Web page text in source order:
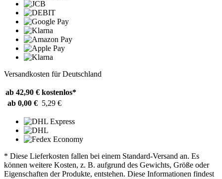
Versandkosten für Deutschland
ab 42,90 € kostenlos*
ab 0,00 € 5,29 €
* Diese Lieferkosten fallen bei einem Standard-Versand an. Es
können weitere Kosten, z. B. aufgrund des Gewichts, Größe oder
Eigenschaften der Produkte, entstehen. Diese Informationen findest